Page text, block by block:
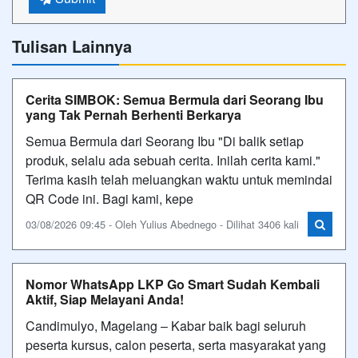
Tulisan Lainnya
Cerita SIMBOK: Semua Bermula dari Seorang Ibu
yang Tak Pernah Berhenti Berkarya
Semua Bermula dari Seorang Ibu "Di balik setiap
produk, selalu ada sebuah cerita. Inilah cerita kami."
Terima kasih telah meluangkan waktu untuk memindai
QR Code ini. Bagi kami, kepe
03/08/2026 09:45 - Oleh Yulius Abednego - Dilihat 3406 kali
Nomor WhatsApp LKP Go Smart Sudah Kembali
Aktif, Siap Melayani Anda!
Candimulyo, Magelang – Kabar baik bagi seluruh
peserta kursus, calon peserta, serta masyarakat yang